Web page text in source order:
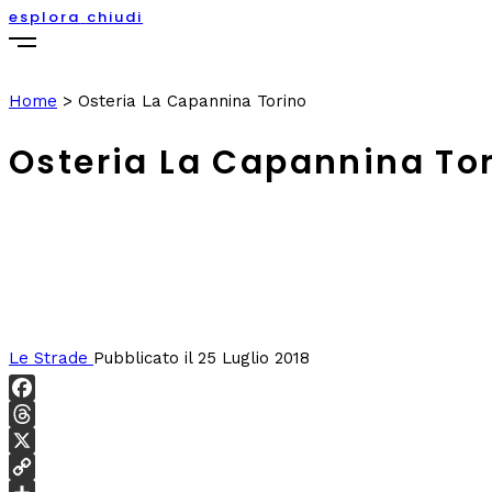
esplora chiudi
Home > Osteria La Capannina Torino
Osteria La Capannina
Le Strade Pubblicato il 25 Luglio 2018
Facebook
Threads
X